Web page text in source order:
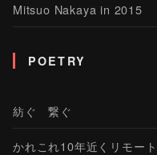
Mitsuo Nakaya in 2015
POETRY
紡ぐ 繋ぐ
かれこれ10年近くリモー